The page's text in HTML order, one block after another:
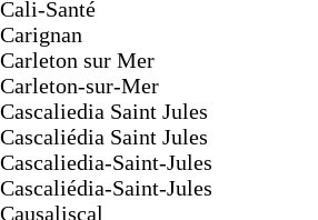
Cali-Santé
Carignan
Carleton sur Mer
Carleton-sur-Mer
Cascaliedia Saint Jules
Cascaliédia Saint Jules
Cascaliedia-Saint-Jules
Cascaliédia-Saint-Jules
Causaliscal